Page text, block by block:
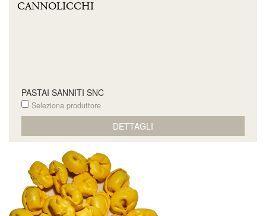
CANNOLICCHI
PASTAI SANNITI SNC
Seleziona produttore
DETTAGLI